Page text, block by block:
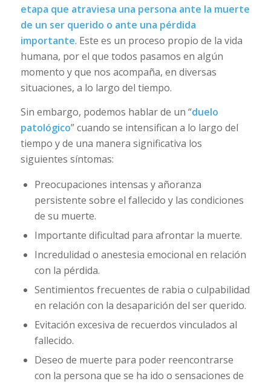
etapa que atraviesa una persona ante la muerte
de un ser querido o ante una pérdida
importante. Este es un proceso propio de la vida
humana, por el que todos pasamos en algún
momento y que nos acompaña, en diversas
situaciones, a lo largo del tiempo.
Sin embargo, podemos hablar de un “duelo
patológico” cuando se intensifican a lo largo del
tiempo y de una manera significativa los
siguientes síntomas:
Preocupaciones intensas y añoranza
persistente sobre el fallecido y las condiciones
de su muerte.
Importante dificultad para afrontar la muerte.
Incredulidad o anestesia emocional en relación
con la pérdida.
Sentimientos frecuentes de rabia o culpabilidad
en relación con la desaparición del ser querido.
Evitación excesiva de recuerdos vinculados al
fallecido.
Deseo de muerte para poder reencontrarse
con la persona que se ha ido o sensaciones de